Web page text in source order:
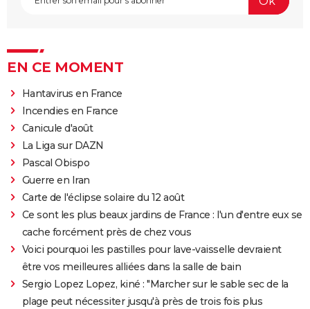
EN CE MOMENT
Hantavirus en France
Incendies en France
Canicule d'août
La Liga sur DAZN
Pascal Obispo
Guerre en Iran
Carte de l'éclipse solaire du 12 août
Ce sont les plus beaux jardins de France : l'un d'entre eux se
cache forcément près de chez vous
Voici pourquoi les pastilles pour lave-vaisselle devraient
être vos meilleures alliées dans la salle de bain
Sergio Lopez Lopez, kiné : "Marcher sur le sable sec de la
plage peut nécessiter jusqu'à près de trois fois plus